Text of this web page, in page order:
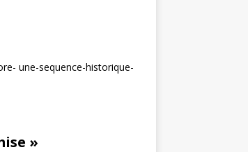
une-sequence-historique-
»